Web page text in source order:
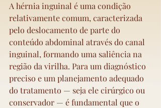
A hérnia inguinal é uma condição
relativamente comum, caracterizada
pelo deslocamento de parte do
conteúdo abdominal através do canal
inguinal, formando uma saliência na
região da virilha. Para um diagnóstico
preciso e um planejamento adequado
do tratamento — seja ele cirúrgico ou
conservador — é fundamental que o